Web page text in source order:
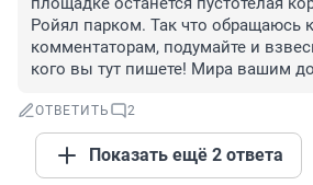
Ройял парком. Так что обращаюсь
комментаторам, подумайте и
кого вы тут пишете! Мира вашим
ОТВЕТИТЬ 2
Показать ещё 2 ответа